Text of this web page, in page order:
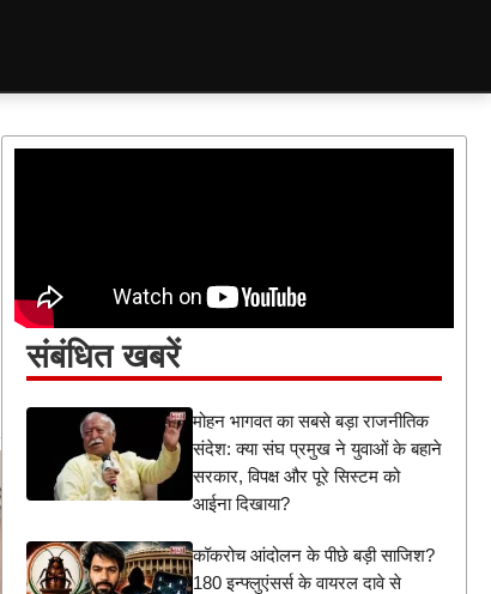
संबंधित खबरें
मोहन भागवत का सबसे बड़ा राजनीतिक
संदेश: क्या संघ प्रमुख ने युवाओं के बहाने
सरकार, विपक्ष और पूरे सिस्टम को
आईना दिखाया?
कॉकरोच आंदोलन के पीछे बड़ी साजिश?
180 इन्फ्लुएंसर्स के वायरल दावे से